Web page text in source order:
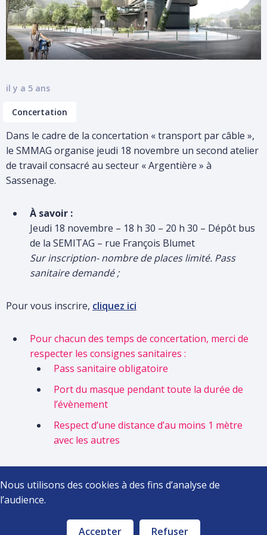
PÔLESUD-ALPEXPO
RER FERROVIAIRE
ENTRETIEN ET DÉVELOPPEMENT DU RÉSEAU
LE TERRITOIRE
LES ÉLUS
LES FINANCES
ÉTUDES ET ENQUÊTES
DOSSIERS DE PRESSE
COMITÉS LOCAUX DES MOBILITÉS
OFFRES D’EMPLOI ET DE STAGE
PEM GONCELIN
LES CONCERTATIONS
PEM BRIGNOUD
LES CONCERTATIONS
LIAISON INTER-RIVES LA BÂTIE-LE VERSOUD – MISE EN
CONTACT
ACCÈS +
TRAVAUX
MARCHÉS PUBLICS
POLITIQUE DE CONFIDENTIALITÉ
Saisissez
il y a 5 ans
Concertation
Dans le cadre de la concertation « transport par câble »,
le SMMAG organise jeudi 18 novembre un second atelier
de travail consacré au secteur « Argentière » à
Sassenage.
À savoir :
Jeudi 18 novembre – 18 h 30 – 20 h 30 – Dépôt bus
de la SEMITAG – rue François Blumet
Sur inscription- nombre de places limité. Pass
sanitaire demandé ;
Pour vous inscrire, cliquez ici
Pour chacun des temps de concertation, merci de
respecter les consignes sanitaires :
Pass sanitaire obligatoire
Port du masque pendant toute la durée de
l’évènement
Respect d’une distance d’au moins 1 mètre
avec les autres
Nous utilisons des cookies à des fins d’analyse de
l’audience.
Accepter Refuser